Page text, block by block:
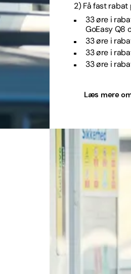
2) Få fast
33 øre i
GoEasy Q8
33 øre i
33 øre i
33 øre i
Læs mere